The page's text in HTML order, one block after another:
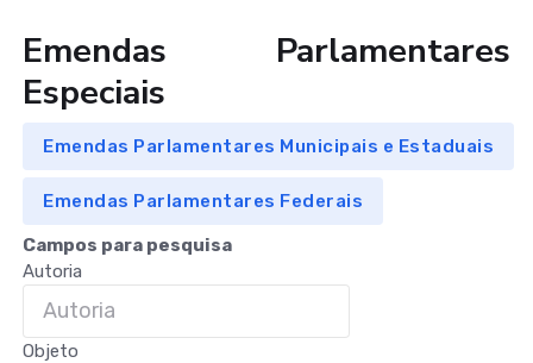
Emendas Parlamentares
Especiais
Emendas Parlamentares Municipais e Estaduais
Emendas Parlamentares Federais
Campos para pesquisa
Autoria
Objeto